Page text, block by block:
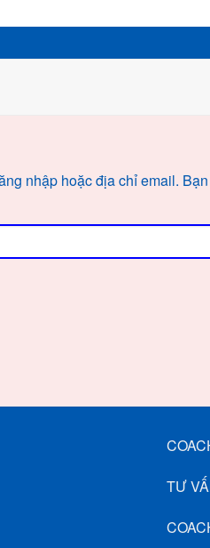
nhập hoặc địa chỉ email.
TƯ